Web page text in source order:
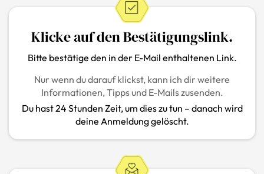
Klicke auf den Bestätigungslink.
Bitte bestätige den in der E-Mail enthaltenen Link.
Nur wenn du darauf klickst, kann ich dir weitere
Informationen, Tipps und E-Mails zusenden.
Du hast 24 Stunden Zeit, um dies zu tun – danach wird
deine Anmeldung gelöscht.